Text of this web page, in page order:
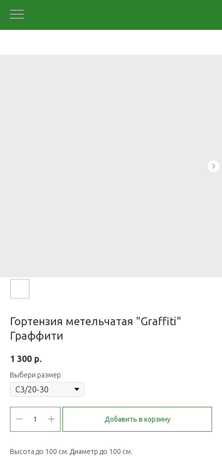
Гортензия метельчатая "Graffiti"
Граффити
1 300 р.
Выбери размер
Добавить в корзину
Высота до 100 см. Диаметр до 100 см.